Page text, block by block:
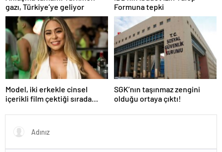
gazı, Türkiye’ye geliyor
Formuna tepki
Model, iki erkekle cinsel
içerikli film çektiği sırada
kaybetti
SGK’nın taşınmaz zengini
olduğu ortaya çıktı!